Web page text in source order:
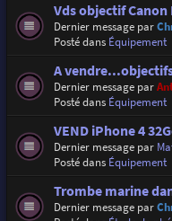
Vds objectif Canon
Dernier message par
Posté dans Équipement
A
Dernier message par
Posté dans Équipement
VEND iPhone 4
Dernier message par
Posté dans Équipement
Trombe marine
Dernier message par